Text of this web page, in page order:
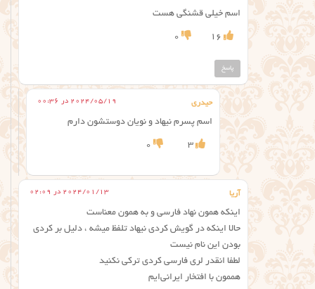
اسم خیلی قشنگی هست
16
0
پاسخ
حیدری 2024/05/19 در 00:36
اسم پسرم نیهاد و نویان دوستشون دارم
3
0
آریا 2024/01/13 در 02:09
اینکه همون نهاد فارسی و به همون معناست
حالا اینکه در گویش کردی نیهاد تلفظ میشه ، دلیل بر کردی
بودن این نام نیست
لطفا انقدر لری فارسی کردی ترکی نکنید
هممون با افتخار ایرانی‌ایم